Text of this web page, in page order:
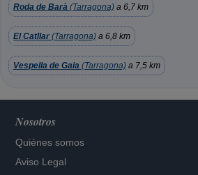
Roda de Barà (Tarragona) a 6,7 km
El Catllar (Tarragona) a 6,8 km
Vespella de Gaia (Tarragona) a 7,5 km
Nosotros
Quiénes somos
Aviso Legal